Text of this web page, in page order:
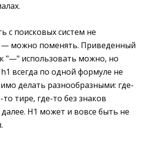
с поисковых систем не
— можно поменять. Приведенный
"—" использовать можно, но
всегда по одной формуле не
делать разнообразными: где-
тире, где-то без знаков
H1 может и вовсе быть не